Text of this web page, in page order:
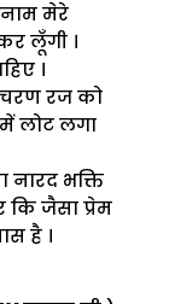
मेरे
लूँगी ।
।
चरण रज को
लोट लगा
नारद भक्ति
कि जैसा प्रेम
है ।